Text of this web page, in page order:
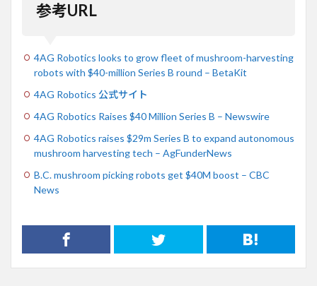
参考URL
4AG Robotics looks to grow fleet of mushroom-harvesting
robots with $40-million Series B round – BetaKit
4AG Robotics 公式サイト
4AG Robotics Raises $40 Million Series B – Newswire
4AG Robotics raises $29m Series B to expand autonomous
mushroom harvesting tech – AgFunderNews
B.C. mushroom picking robots get $40M boost – CBC
News